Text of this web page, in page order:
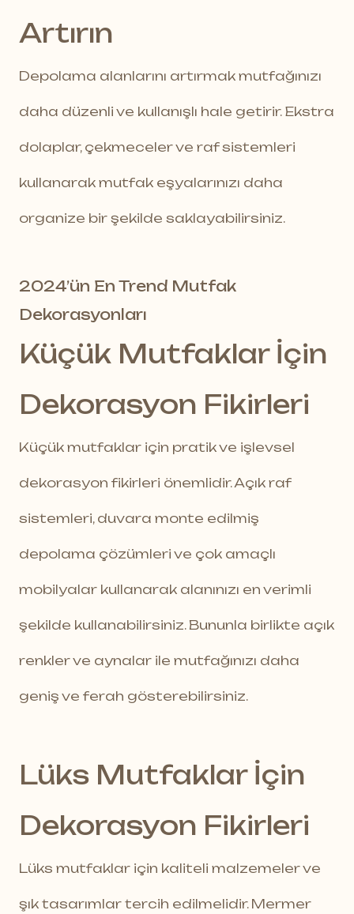
Artırın
Depolama alanlarını artırmak mutfağınızı
daha düzenli ve kullanışlı hale getirir. Ekstra
dolaplar, çekmeceler ve raf sistemleri
kullanarak mutfak eşyalarınızı daha
organize bir şekilde saklayabilirsiniz.
2024’ün En Trend Mutfak
Dekorasyonları
Küçük Mutfaklar İçin
Dekorasyon Fikirleri
Küçük mutfaklar için pratik ve işlevsel
dekorasyon fikirleri önemlidir. Açık raf
sistemleri, duvara monte edilmiş
depolama çözümleri ve çok amaçlı
mobilyalar kullanarak alanınızı en verimli
şekilde kullanabilirsiniz. Bununla birlikte açık
renkler ve aynalar ile mutfağınızı daha
geniş ve ferah gösterebilirsiniz.
Lüks Mutfaklar İçin
Dekorasyon Fikirleri
Lüks mutfaklar için kaliteli malzemeler ve
şık tasarımlar tercih edilmelidir. Mermer